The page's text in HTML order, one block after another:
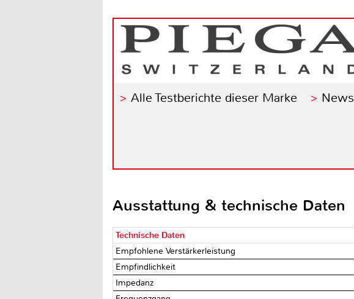
Alle Testberichte dieser Marke News
Ausstattung & technische Daten
Technische Daten
Empfohlene Verstärkerleistung
Empfindlichkeit
Impedanz